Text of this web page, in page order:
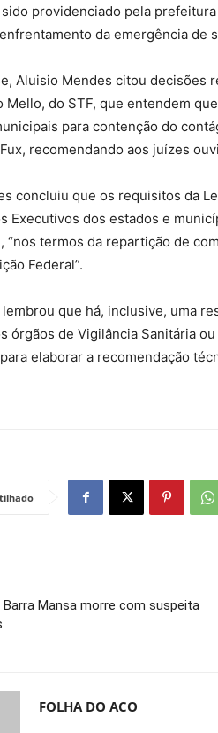
providenciado pela
da emergência de
Aluisio Mendes citou decisões
Mello, do STF, que entendem
para contenção do
recomendando aos juízes
concluiu que os requisitos da
Executivos dos estados e
“nos termos da repartição de
Federal”.
que há, inclusive, uma
órgãos de Vigilância Sanitária
elaborar a recomendação
Barra Mansa morre com suspeita
FOLHA DO ACO